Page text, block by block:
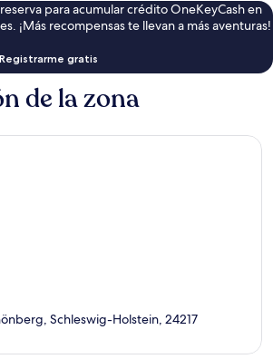
para acumular crédito OneKeyCash en
¡Más recompensas te llevan a más aventuras!
Registrarme gratis
de la zona
Schleswig-Holstein, 24217